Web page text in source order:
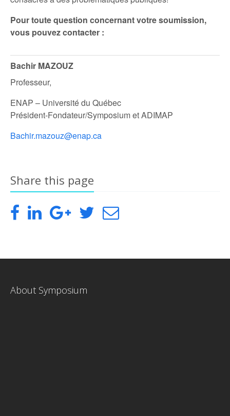
Pour toute question concernant votre soumission,
vous pouvez contacter :
Bachir MAZOUZ
Professeur,
ENAP – Université du Québec
Président-Fondateur/Symposium et ADIMAP
Bachir.mazouz@enap.ca
Share this page
About Symposium